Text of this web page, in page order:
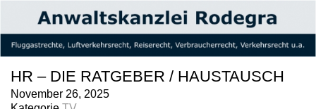
HR – DIE RATGEBER / HAUSTAUSCH
November 26, 2025